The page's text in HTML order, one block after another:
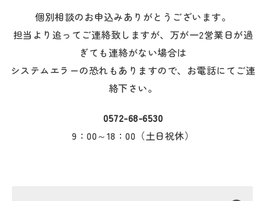
個別相談のお申込みありがとうございます。
担当より追ってご連絡致しますが、万が一2営業日が過
ぎても連絡がない場合は
システムエラーの恐れもありますので、お電話にてご連
絡下さい。
0572-68-6530
9：00～18：00（土日祝休）